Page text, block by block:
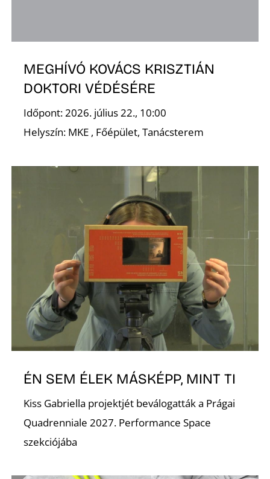
MEGHÍVÓ KOVÁCS KRISZTIÁN
DOKTORI VÉDÉSÉRE
Időpont: 2026. július 22., 10:00
Helyszín: MKE , Főépület, Tanácsterem
ÉN SEM ÉLEK MÁSKÉPP, MINT TI
Kiss Gabriella projektjét beválogatták a Prágai
Quadrenniale 2027. Performance Space
szekciójába